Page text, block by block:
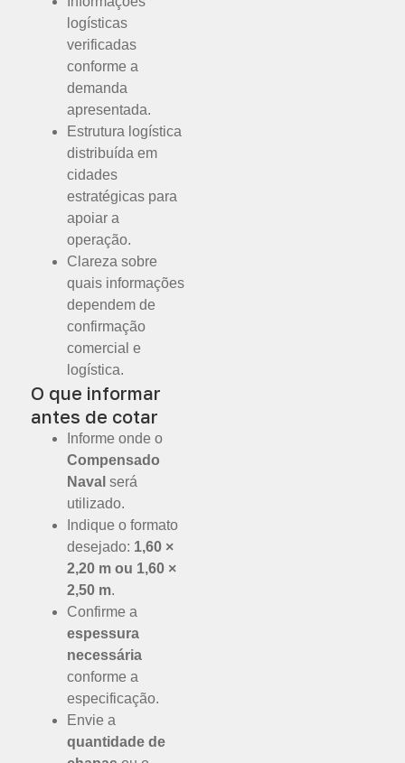
logísticas
verificadas
conforme a
demanda
apresentada.
Estrutura logística
distribuída em
cidades
estratégicas para
apoiar a
operação.
Clareza sobre
quais informações
dependem de
confirmação
comercial e
logística.
O que informar
antes de cotar
Informe onde o
Compensado
Naval será
utilizado.
Indique o formato
desejado: 1,60 ×
2,20 m ou 1,60 ×
2,50 m.
Confirme a
espessura
necessária
conforme a
especificação.
Envie a
quantidade de